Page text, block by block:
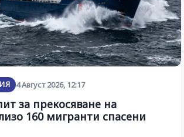
4 Август 2026, 12:17
за прекосяване на
160 мигранти спасени